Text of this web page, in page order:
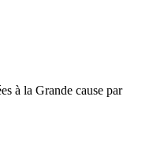
à la Grande cause par